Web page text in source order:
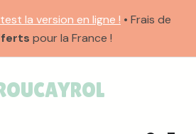
test la version en ligne ! • Frais de
pour la France !